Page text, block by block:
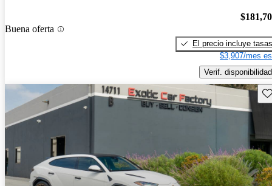
Buena oferta
El precio incluye tasas
$3,907/mes
Verif. disponibilidad